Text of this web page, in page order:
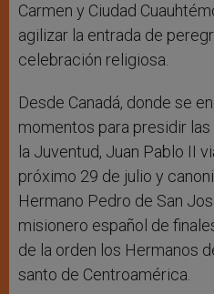
Carmen y Ciudad
agilizar la entrada de
celebración religiosa.
Desde Canadá, donde se
momentos para presidir
la Juventud, Juan Pablo II
próximo 29 de julio y
Hermano Pedro de San
misionero español de
de la orden los Hermanos
santo de Centroamérica.